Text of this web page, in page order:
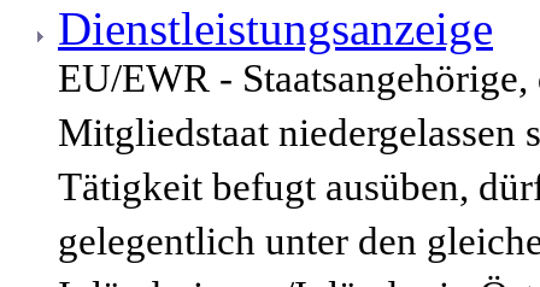
Dienstleistungsanzeige
EU/EWR -
Mitgliedstaat
Tätigkeit befugt ausüben,
gelegentlich unter den